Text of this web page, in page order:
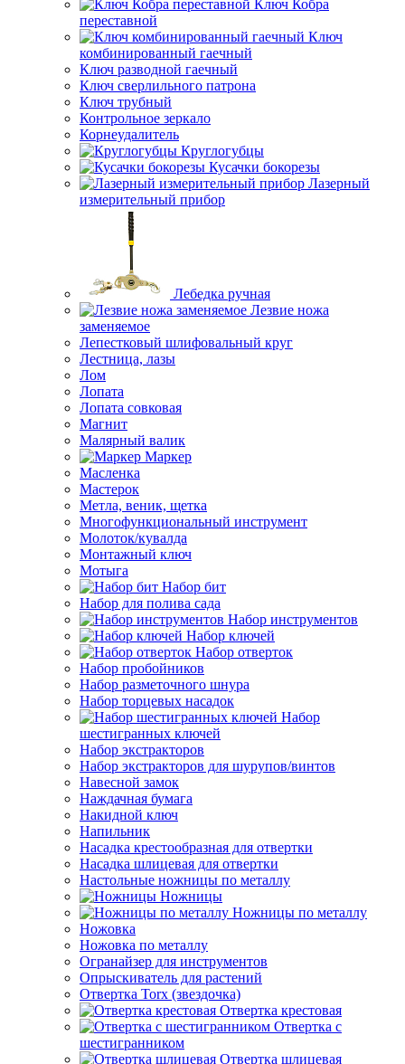
Ключ Кобра
переставной
Ключ
комбинированный гаечный
Ключ разводной гаечный
Ключ сверлильного патрона
Ключ трубный
Контрольное зеркало
Корнеудалитель
Круглогубцы
Кусачки бокорезы
Лазерный
измерительный прибор
Лебедка ручная
Лезвие ножа
заменяемое
Лепестковый шлифовальный круг
Лестница, лазы
Лом
Лопата
Лопата совковая
Магнит
Малярный валик
Маркер
Масленка
Мастерок
Метла, веник, щетка
Многофункциональный инструмент
Молоток/кувалда
Монтажный ключ
Мотыга
Набор бит
Набор для полива сада
Набор инструментов
Набор ключей
Набор отверток
Набор пробойников
Набор разметочного шнура
Набор торцевых насадок
Набор
шестигранных ключей
Набор экстракторов
Набор экстракторов для шурупов/винтов
Навесной замок
Наждачная бумага
Накидной ключ
Напильник
Насадка крестообразная для отвертки
Насадка шлицевая для отвертки
Настольные ножницы по металлу
Ножницы
Ножницы по металлу
Ножовка
Ножовка по металлу
Огранайзер для инструментов
Опрыскиватель для растений
Отвертка Torx (звездочка)
Отвертка крестовая
Отвертка с
шестигранником
Отвертка шлицевая